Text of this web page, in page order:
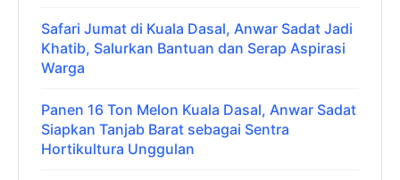
Safari Jumat di Kuala Dasal, Anwar Sadat Jadi
Khatib, Salurkan Bantuan dan Serap Aspirasi
Warga
Panen 16 Ton Melon Kuala Dasal, Anwar Sadat
Siapkan Tanjab Barat sebagai Sentra
Hortikultura Unggulan